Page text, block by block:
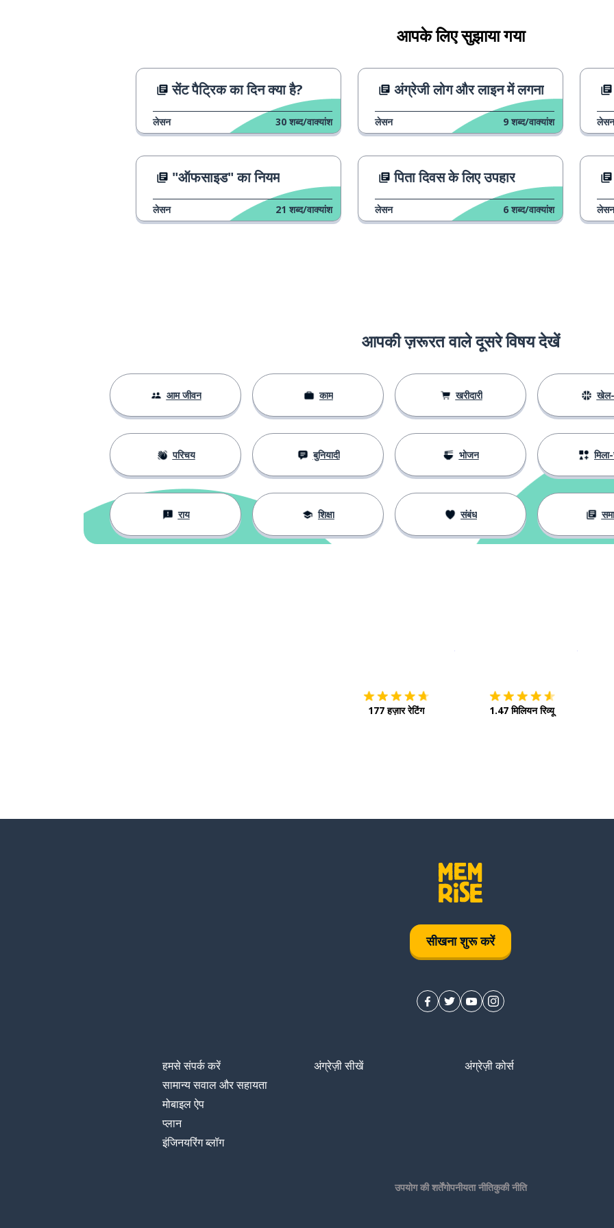
समाज
नेतृत्व करना
घर
a movement आंदोलन
everywhere हर जगह
आपके लिए सुझाया गया
सेंट पैट्रिक का दिन क्या है?
लेसन 30 शब्द/वाक्यांश
अंग्रेजी लोग और लाइन में लगना
लेसन 9 शब्द/वाक्यांश लेसन
"ऑफसाइड" का नियम
लेसन 21 शब्द/वाक्यांश
पिता दिवस के लिए उपहार
लेसन 6 शब्द/वाक्यांश लेसन
आपकी ज़रूरत वाले दूसरे विषय देखें
आम जीवन काम खरीदारी
परिचय बुनियादी भोजन
राय शिक्षा संबंध
177 हज़ार रेटिंग 1.47 मिलियन रिव्यू
सीखना शुरू करें
हमसे संपर्क करें
सामान्य सवाल और सहायता
मोबाइल ऐप
प्‍लान
इंजिनयरिंग ब्लॉग
अंग्रेज़ी सीखें अंग्रेज़ी कोर्स
उपयोग की शर्तेंगोपनीयता नीतिकुकी नीति